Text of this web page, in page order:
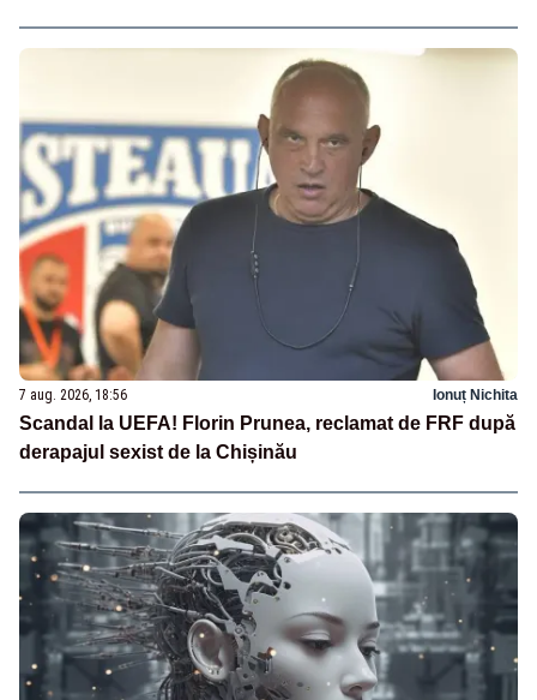
7 aug. 2026, 18:56 Ionuț Nichita
Scandal la UEFA! Florin Prunea, reclamat de FRF după
derapajul sexist de la Chișinău